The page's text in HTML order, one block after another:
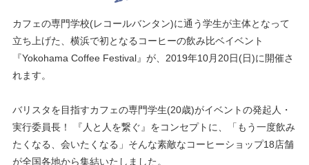
カフェの専門学校(レコールバンタン)に通う学生が主体となって
立ち上げた、横浜で初となるコーヒーの飲み比ベイベント
『Yokohama Coffee Festival』が、2019年10月20日(日)に開催さ
れます。
バリスタを目指すカフェの専門学生(20歳)がイベントの発起人・
実行委員長！ 『人と人を繋ぐ』をコンセプトに、「もう一度飲み
たくなる、会いたくなる」そんな素敵なコーヒーショップ18店舗
が全国各地から集結いたしました。